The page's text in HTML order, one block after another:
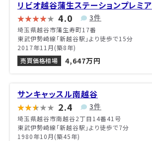
リビオ越谷蒲生ステーションプレミア
4.0 3件
埼玉県越谷市蒲生寿町17番
東武伊勢崎線「新越谷駅」より徒歩で15分
2017年11月(築8年)
売買価格相場
4,647万円
サンキャッスル南越谷
2.4 3件
埼玉県越谷市南越谷2丁目14番41号
東武伊勢崎線「新越谷駅」より徒歩で7分
1980年10月(築45年)